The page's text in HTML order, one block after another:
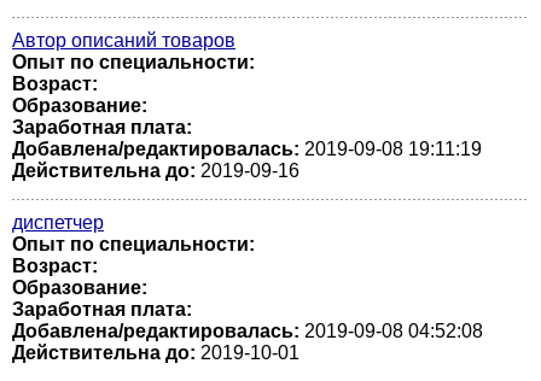
Автор описаний товаров
Опыт по специальности:
Возраст:
Образование:
Заработная плата:
Добавлена/редактировалась: 2019-09-08 19:11:19
Действительна до: 2019-09-16
диспетчер
Опыт по специальности:
Возраст:
Образование:
Заработная плата:
Добавлена/редактировалась: 2019-09-08 04:52:08
Действительна до: 2019-10-01